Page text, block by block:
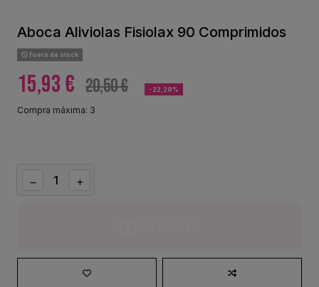
Aboca Aliviolas Fisiolax 90 Comprimidos
Fuera de stock
15,93 € 20,50 € -22,29%
Compra máxima: 3